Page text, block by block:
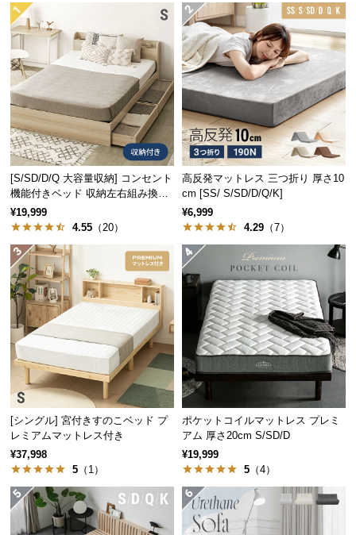
入
路
つ
い
て
返
品・
キ
ャ
ン
セ
ル
に
つ
て
証
に
つ
い
て
会
[S/SD/D/Q 大容量収納] コンセント
機能付きベッド 収納左右組み換え
可能
¥19,999
4.55 （20）
高反発マットレス 三つ折り 厚さ10
cm [SS/ S/SD/D/Q/K]
¥6,999
4.29 （7）
[シングル] 宮付きすのこベッド プ
レミアムマットレス付き
¥37,998
5 （1）
ポケットコイルマットレス プレミ
アム 厚さ20cm S/SD/D
¥19,999
5 （4）